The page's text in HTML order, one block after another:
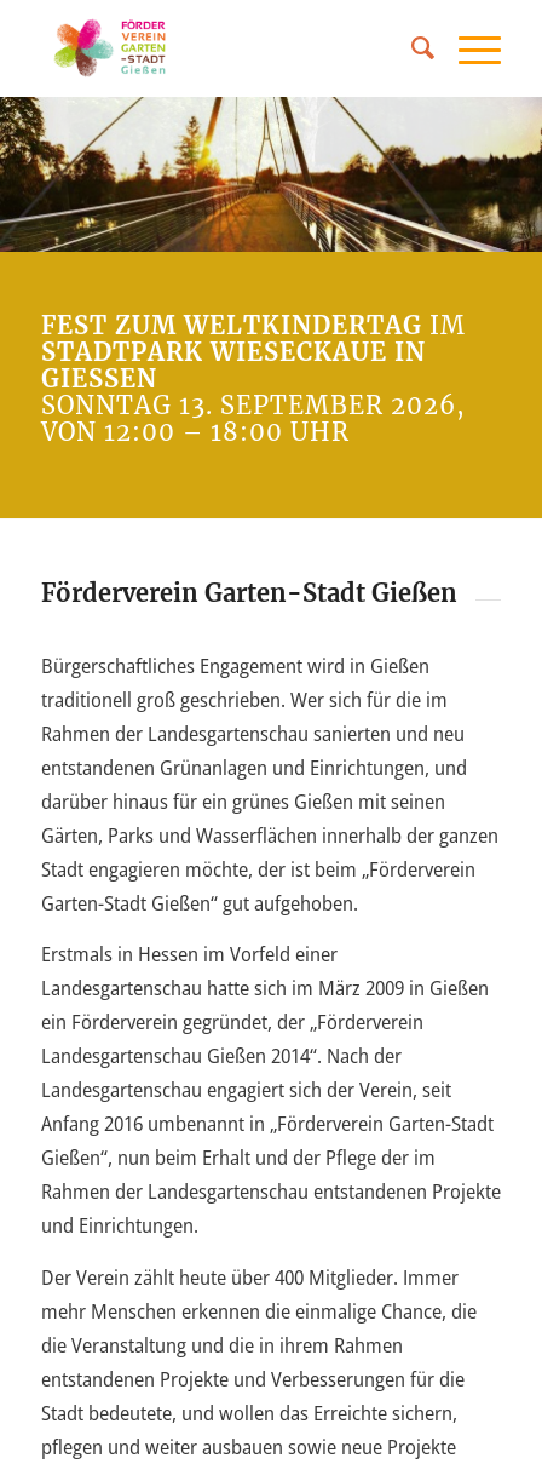
FEST ZUM WELTKINDERTAG IM
STADTPARK WIESECKAUE IN
GIESSEN
SONNTAG 13. SEPTEMBER 2026,
VON 12:00 – 18:00 UHR
Förderverein Garten-Stadt Gießen
Bürgerschaftliches Engagement wird in Gießen
traditionell groß geschrieben. Wer sich für die im
Rahmen der Landesgartenschau sanierten und neu
entstandenen Grünanlagen und Einrichtungen, und
darüber hinaus für ein grünes Gießen mit seinen
Gärten, Parks und Wasserflächen innerhalb der ganzen
Stadt engagieren möchte, der ist beim „Förderverein
Garten-Stadt Gießen“ gut aufgehoben.
Erstmals in Hessen im Vorfeld einer
Landesgartenschau hatte sich im März 2009 in Gießen
ein Förderverein gegründet, der „Förderverein
Landesgartenschau Gießen 2014“. Nach der
Landesgartenschau engagiert sich der Verein, seit
Anfang 2016 umbenannt in „Förderverein Garten-Stadt
Gießen“, nun beim Erhalt und der Pflege der im
Rahmen der Landesgartenschau entstandenen Projekte
und Einrichtungen.
Der Verein zählt heute über 400 Mitglieder. Immer
mehr Menschen erkennen die einmalige Chance, die
die Veranstaltung und die in ihrem Rahmen
entstandenen Projekte und Verbesserungen für die
Stadt bedeutete, und wollen das Erreichte sichern,
pflegen und weiter ausbauen sowie neue Projekte